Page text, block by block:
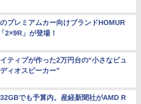
プレミアムカー向けブランドHOMUR
2×9R」が登場！
ティブが作った2万円台の“小さなピュ
ィオスピーカー”
でも予算内。産経新聞社がAMD R